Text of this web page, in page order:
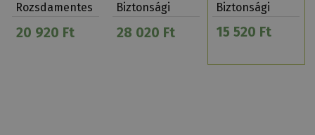
Rozsdamentes
20 920 Ft
Biztonsági
28 020 Ft
Biztonsági
15 520 Ft